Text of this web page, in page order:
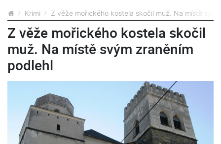
Krimi Z věže mořického kostela skočil muž. Na místě
Z věže mořického kostela skočil
muž. Na místě svým zraněním
podlehl